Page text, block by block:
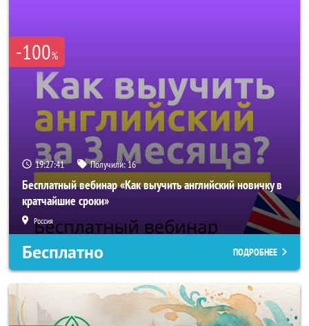
-100%
19:27:38 Получили:16
Бесплатный вебинар «Как выучить английский новичку в
кратчайшие сроки»
Россия
Бесплатно ПОДРОБНЕЕ